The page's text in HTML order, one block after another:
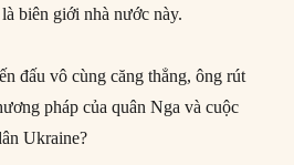
biên giới nhà nước này.
đấu vô cùng căng thẳng, ông rút
pháp của quân Nga và cuộc
Ukraine?